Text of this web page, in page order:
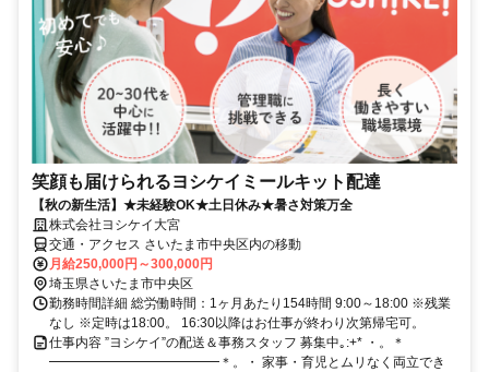
笑顔も届けられるヨシケイミールキット配達
【秋の新生活】★未経験OK★土日休み★暑さ対策万全
株式会社ヨシケイ大宮
交通・アクセス さいたま市中央区内の移動
月給250,000円～300,000円
埼玉県さいたま市中央区
勤務時間詳細 総労働時間：1ヶ月あたり154時間 9:00～18:00 ※残業
なし ※定時は18:00。 16:30以降はお仕事が終わり次第帰宅可。
仕事内容 ”ヨシケイ”の配送＆事務スタッフ 募集中｡:+* ・。＊
━━━━━━━━━━━━━＊。・ 家事・育児とムリなく両立でき